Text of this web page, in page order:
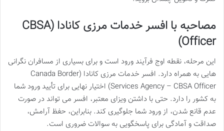
مصاحبه با افسر خدمات مرزی کانادا (CBSA
Officer)
این مرحله، نقطه اوج فرآیند ورود است و برای بسیاری از مسافران نگرانی
هایی به همراه دارد. افسر خدمات مرزی کانادا (Canada Border
Services Agency – CBSA Officer) اختیار نهایی برای تأیید ورود شما
به کشور را دارد. حتی با داشتن ویزای معتبر، افسر می تواند در صورت
عدم قانع شدن، از ورود شما جلوگیری کند. بنابراین، حفظ آرامش،
صداقت و آمادگی برای پاسخگویی به سوالات ضروری است.